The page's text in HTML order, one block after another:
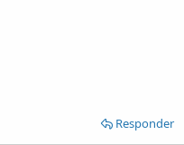
Responder